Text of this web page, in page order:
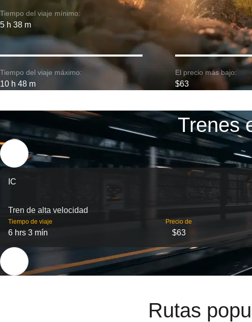
Tiempo del viaje mínimo:
5 h 38 m
Tiempo del viaje máximo:
10 h 48 m
El precio más bajo:
$63
Trenes
IC
Tren de alta velocidad
Tiempo de viaje
6 hrs 3 mín
Precio de
$63
Rutas